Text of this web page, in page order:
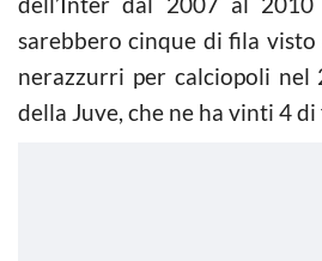
sarebbero cinque di fila visto
nerazzurri per calciopoli nel
della Juve, che ne ha vinti 4 di